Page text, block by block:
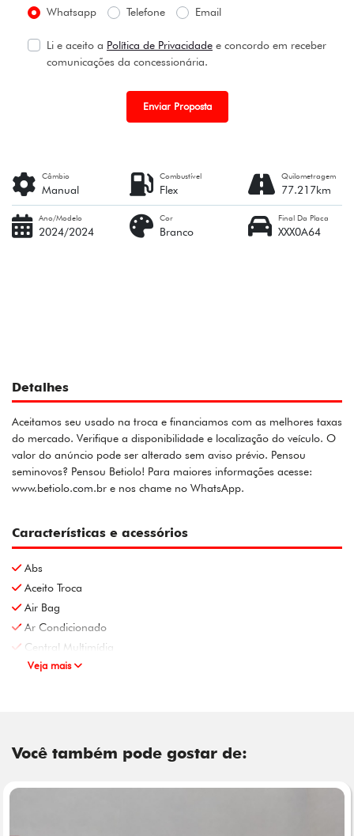
Whatsapp
Telefone Email
Li e aceito a Política de Privacidade e concordo em receber
comunicações da concessionária.
Enviar Proposta
Câmbio
Manual
Combustível
Flex
Quilometragem
77.217km
Ano/Modelo
2024/2024
Cor
Branco
Final Da Placa
XXX0A64
Detalhes
Aceitamos seu usado na troca e financiamos com as melhores taxas
do mercado. Verifique a disponibilidade e localização do veículo. O
valor do anúncio pode ser alterado sem aviso prévio. Pensou
seminovos? Pensou Betiolo! Para maiores informações acesse:
www.betiolo.com.br e nos chame no WhatsApp.
Características e acessórios
Abs
Aceito Troca
Air Bag
Ar Condicionado
Central Multimídia
Veja mais
Você também pode gostar de: